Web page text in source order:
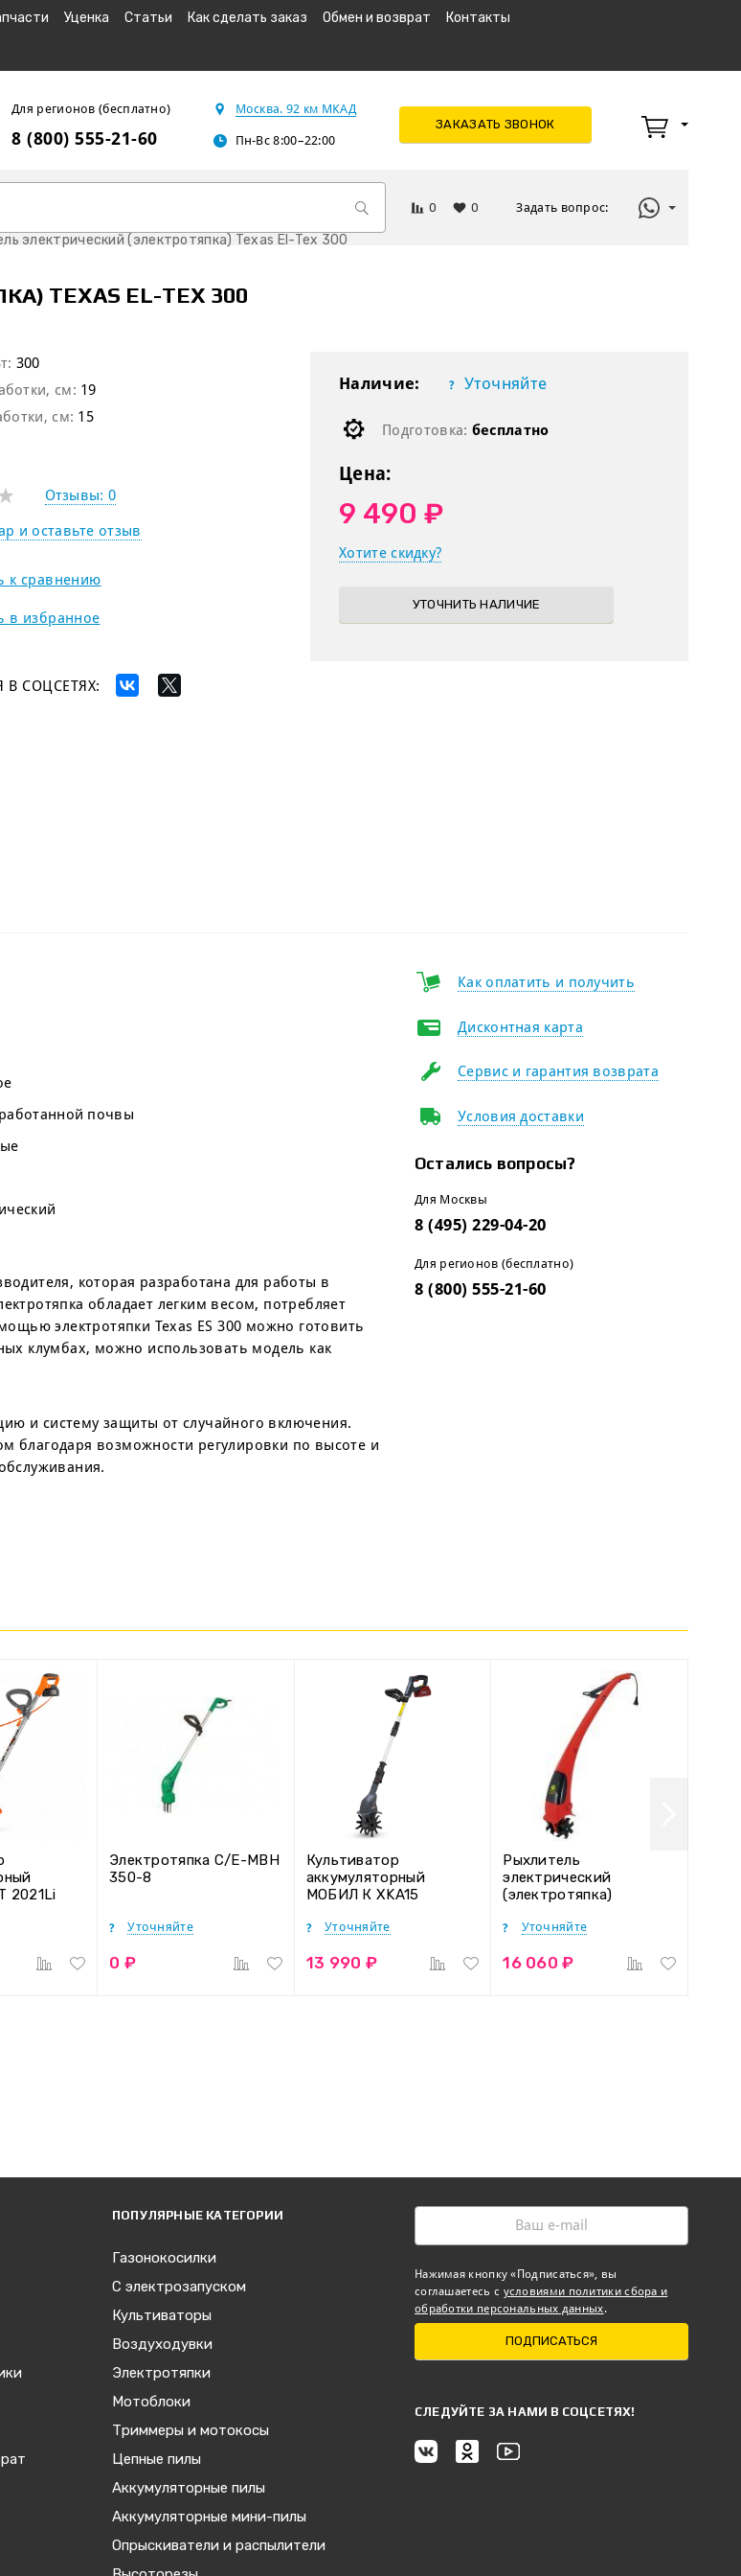
Уценка Статьи Как сделать заказ Обмен и возврат Контакты
Для регионов (бесплатно)
8 (800) 555-21-60
Москва. 92 км МКАД
Пн-Вс 8:00–22:00
ЗАКАЗАТЬ ЗВОНОК
0 0 Задать вопрос:
электрический (электротяпка) Texas El-Tex 300
TEXAS EL-TEX 300
300
см: 19
см: 15
Отзывы: 0
и оставьте отзыв
к сравнению
Добавить в избранное
В СОЦСЕТЯХ:
Наличие: Уточняйте
Подготовка: бесплатно
Цена:
9 490 ₽
Хотите скидку?
УТОЧНИТЬ НАЛИЧИЕ
почвы
которая разработана для работы в
обладает легким весом, потребляет
электротяпки Texas ES 300 можно готовить
клумбах, можно использовать модель как
и систему защиты от случайного включения.
благодаря возможности регулировки по высоте и
Как оплатить и получить
Дисконтная карта
Сервис и гарантия возврата
Условия доставки
Остались вопросы?
Для Москвы
8 (495) 229-04-20
Для регионов (бесплатно)
8 (800) 555-21-60
2021Li
Электротяпка С/Е-MBH
350-8
Уточняйте
0 ₽
Культиватор
аккумуляторный
МОБИЛ К XKA15
аккумулятором 4 Ач и
Уточняйте
13 990 ₽
Рыхлитель
электрический
(электротяпка)
Уточняйте
16 060 ₽
ПОПУЛЯРНЫЕ КАТЕГОРИИ
Газонокосилки
С электрозапуском
Культиваторы
Воздуходувки
Электротяпки
Мотоблоки
Триммеры и мотокосы
Цепные пилы
Аккумуляторные пилы
Аккумуляторные мини-пилы
Опрыскиватели и распылители
Нажимая кнопку «Подписаться», вы
соглашаетесь с условиями политики сбора и
обработки персональных данных.
ПОДПИСАТЬСЯ
CЛЕДУЙТЕ ЗА НАМИ В СОЦСЕТЯХ!